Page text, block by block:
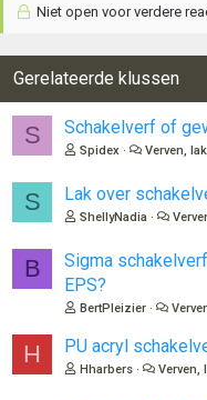
Niet open voor verdere
Gerelateerde klussen
S Schakelverf of
Spidex Verven,
S Lak over
ShellyNadia
B
Sigma
EPS?
BertPleizier
H PU acryl
Hharbers Verven,